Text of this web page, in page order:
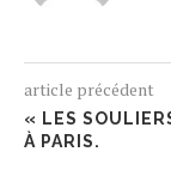
article précédent
« LES
À PARIS.